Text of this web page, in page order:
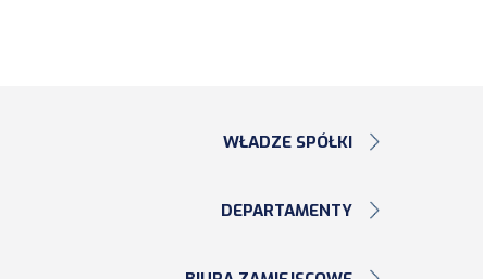
WŁADZE SPÓŁKI
DEPARTAMENTY